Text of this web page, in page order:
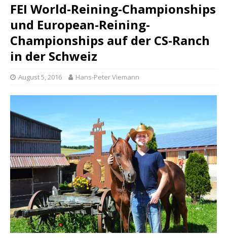
FEI World-Reining-Championships
und European-Reining-
Championships auf der CS-Ranch
in der Schweiz
August 5, 2016 Hans-Peter Viemann